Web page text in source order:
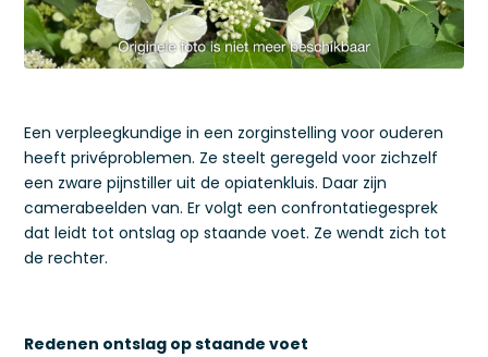
Een verpleegkundige in een zorginstelling voor ouderen
heeft privéproblemen. Ze steelt geregeld voor zichzelf
een zware pijnstiller uit de opiatenkluis. Daar zijn
camerabeelden van. Er volgt een confrontatiegesprek
dat leidt tot ontslag op staande voet. Ze wendt zich tot
de rechter.
Redenen ontslag op staande voet